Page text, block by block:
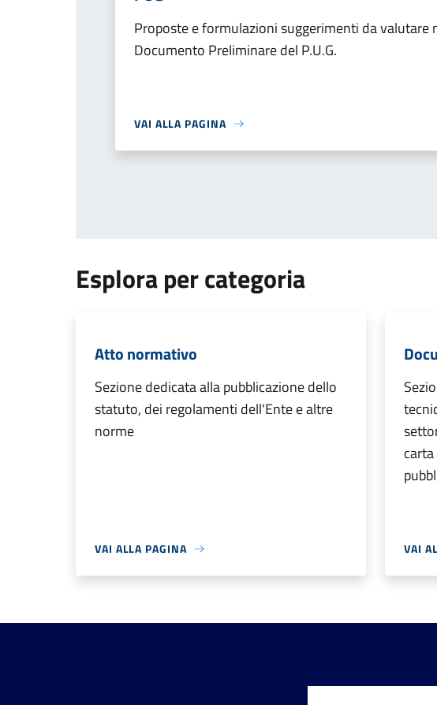
Proposte e formulazioni suggerimenti da valutare
Documento Preliminare del P.U.G.
VAI ALLA PAGINA
Esplora per categoria
Atto normativo
Sezione dedicata alla pubblicazione dello
statuto, dei regolamenti dell'Ente e altre
norme
VAI ALLA PAGINA VAI